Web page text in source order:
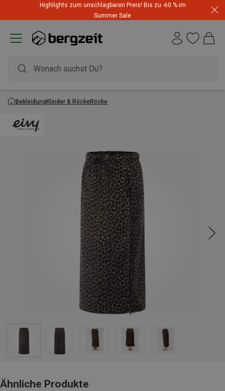
Highlights zum unschlagbaren Preis! Bis zu -60 % im
Summer Sale
BekleidungKleider & RöckeRöcke
Ähnliche Produkte